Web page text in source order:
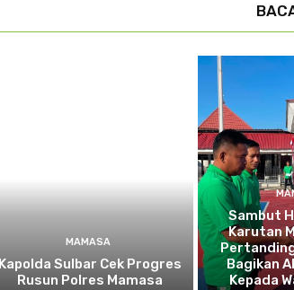
MAMASA
Kapolda Sulbar Cek Progres
Rusun Polres Mamasa
Sambut
Karutan
Bagikan
Kepada